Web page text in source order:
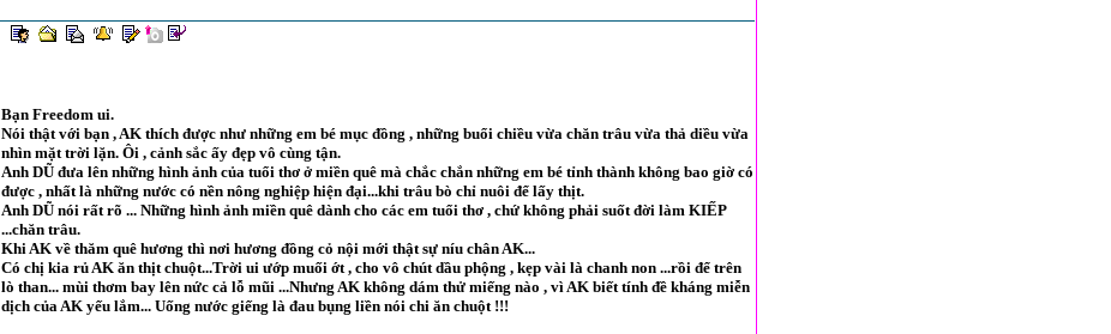
Bạn Freedom ui.
Nói thật với bạn , AK thích được như những em bé mục đồng , những buổi chiều vừa chăn trâu vừa thả diều vừa
nhìn mặt trời lặn. Ôi , cảnh sắc ấy đẹp vô cùng tận.
Anh DŨ đưa lên những hình ảnh của tuổi thơ ở miền quê mà chắc chắn những em bé tỉnh thành không bao giờ có
được , nhất là những nước có nền nông nghiệp hiện đại...khi trâu bò chỉ nuôi để lấy thịt.
Anh DŨ nói rất rõ ... Những hình ảnh miền quê dành cho các em tuổi thơ , chứ không phải suốt đời làm KIẾP
...chăn trâu.
Khi AK về thăm quê hương thì nơi hương đồng cỏ nội mới thật sự níu chân AK...
Có chị kia rủ AK ăn thịt chuột...Trời ui ướp muối ớt , cho vô chút dầu phộng , kẹp vài là chanh non ...rồi để trên
lò than... mùi thơm bay lên nức cả lỗ mũi ...Nhưng AK không dám thử miếng nào , vì AK biết tính đề kháng miễn
dịch của AK yếu lắm... Uống nước giếng là đau bụng liền nói chi ăn chuột !!!